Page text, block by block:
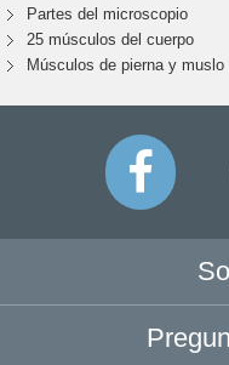
Partes del microscopio
25 músculos del cuerpo
Músculos de pierna y muslo